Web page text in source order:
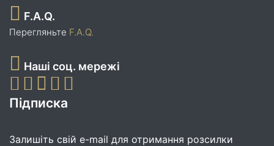
F.A.Q.
Перегляньте F.A.Q.
Наші соц. мережі
Підписка
Залишіть свій e-mail для отримання розсилки